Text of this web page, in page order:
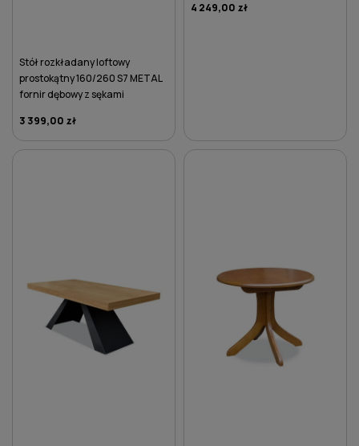
Stół rozkładany loftowy
prostokątny 160/260 S7 METAL
fornir dębowy z sękami
3 399,00 zł
4 249,00 zł